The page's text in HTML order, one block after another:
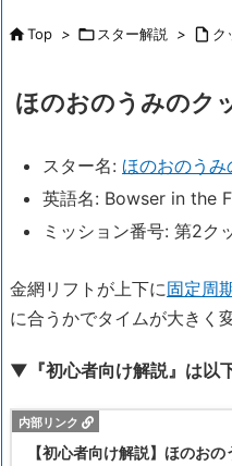
Top > スター解説 >  ク
ほのおのうみのク
スター名: ほのおのうみ
英語名: Bowser in the
ミッション番号: 第2ク
金網リフトが上下に固定周
に合うかでタイムが大きく
▼『初心者向け解説』は以
【初心者向け解説】ほのお